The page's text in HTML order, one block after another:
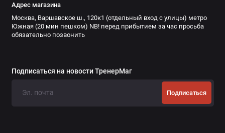
Адрес магазина
Москва, Варшавское ш., 120к1 (отдельный вход с улицы) метро
Южная (20 мин пешком) NB! перед прибытием за час просьба
обязательно позвонить
Подписаться на новости ТренерМаг
Подписаться